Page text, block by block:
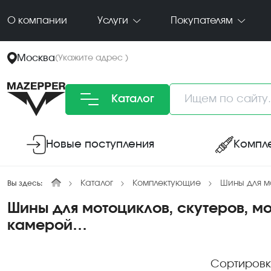
О компании Услуги Покупателям
Москва(Укажите адрес )
Каталог
Новые поступления
Вы здесь: Каталог Комплектующие Шины для
Шины для мотоциклов, скутеров,
камерой…